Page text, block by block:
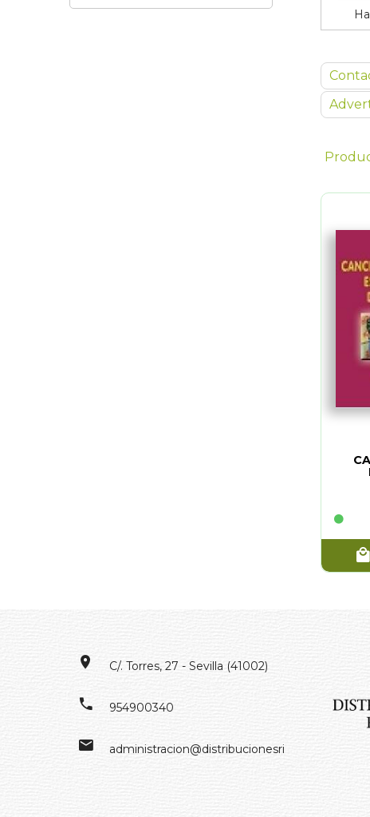
C/. Torres, 27 - Sevilla (41002)
954900340
administracion@distribucionesrivero.es